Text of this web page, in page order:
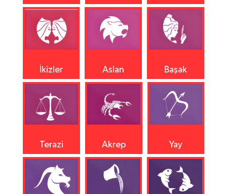
İkizler Aslan Başak
Terazi Akrep Yay